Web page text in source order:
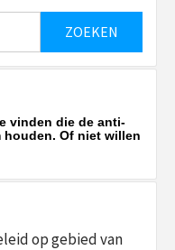
vinden die de anti-
houden. Of niet willen
op gebied van